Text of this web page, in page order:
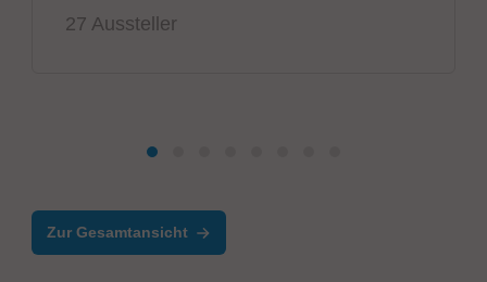
27 Aussteller
Zur Gesamtansicht